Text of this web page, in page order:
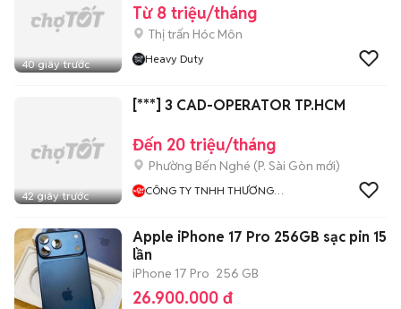
40 giây trước
Từ 8 triệu/tháng
Thị trấn Hóc Môn
Heavy Duty
42 giây trước
[***] 3 CAD-OPERATOR TP.HCM
Đến 20 triệu/tháng
Phường Bến Nghé (P. Sài Gòn mới)
CÔNG TY TNHH THƯƠNG
Apple iPhone 17 Pro 256GB sạc pin 15
lần
iPhone 17 Pro 256 GB
26.900.000 đ